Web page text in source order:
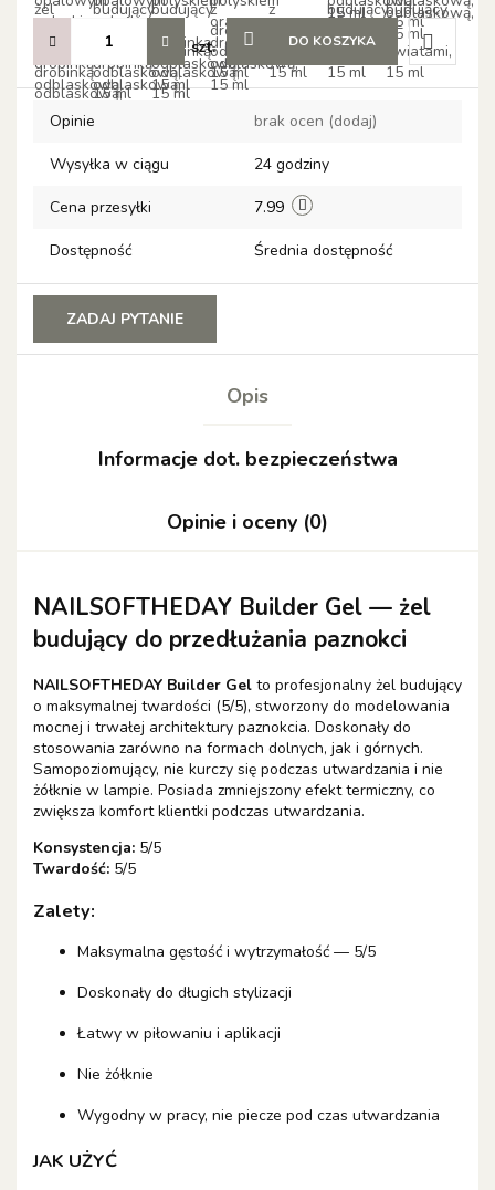
szt. DO KOSZYKA
Do
Opinie brak ocen (dodaj)
Wysyłka w ciągu 24 godziny
Cena przesyłki 7.99
Dostępność Średnia dostępność
ZADAJ PYTANIE
Opis
Informacje dot. bezpieczeństwa
Opinie i oceny (0)
NAILSOFTHEDAY Builder Gel — żel
budujący do przedłużania paznokci
NAILSOFTHEDAY Builder Gel to profesjonalny żel budujący
o maksymalnej twardości (5/5), stworzony do modelowania
mocnej i trwałej architektury paznokcia. Doskonały do
stosowania zarówno na formach dolnych, jak i górnych.
Samopoziomujący, nie kurczy się podczas utwardzania i nie
żółknie w lampie. Posiada zmniejszony efekt termiczny, co
zwiększa komfort klientki podczas utwardzania.
Konsystencja: 5/5
Twardość: 5/5
Zalety:
Maksymalna gęstość i wytrzymałość — 5/5
Doskonały do długich stylizacji
Łatwy w piłowaniu i aplikacji
Nie żółknie
Wygodny w pracy, nie piecze pod czas utwardzania
JAK UŻYĆ